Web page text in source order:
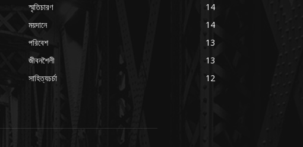
স্মৃতিচারণ
14
ময়দানে
14
পরিবেশ
13
জীবনশৈলী
13
সাহিত্যচর্চা
12